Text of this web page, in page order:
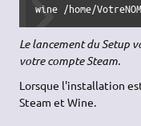
wine /home/
Le lancement du Setup
votre compte Steam.
Lorsque l'installation
Steam et Wine.